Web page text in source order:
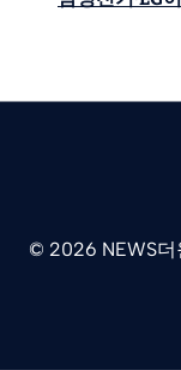
© 2026 NEWS더